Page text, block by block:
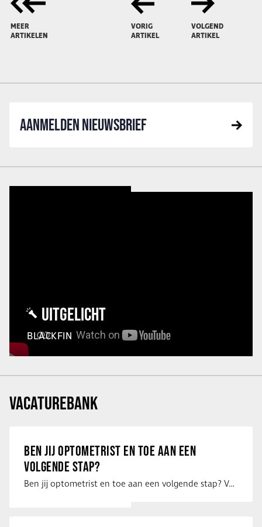
MEER
ARTIKELEN
VORIG
ARTIKEL
VOLGEND
ARTIKEL
AANMELDEN NIEUWSBRIEF
UITGELICHT
BLACKFIN
VACATUREBANK
BEN JIJ OPTOMETRIST EN TOE AAN EEN
VOLGENDE STAP?
Ben jij optometrist en toe aan een volgende stap? Voor een optiekketen is Eye …